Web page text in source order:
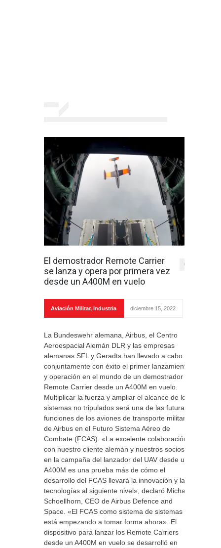
El demostrador Remote Carrier
se lanza y opera por primera vez
desde un A400M en vuelo
0
Aviación Militar, Industria diciembre 15, 2022
La Bundeswehr alemana, Airbus, el Centro
Aeroespacial Alemán DLR y las empresas
alemanas SFL y Geradts han llevado a cabo
conjuntamente con éxito el primer lanzamiento
y operación en el mundo de un demostrador
Remote Carrier desde un A400M en vuelo.
Multiplicar la fuerza y ampliar el alcance de los
sistemas no tripulados será una de las futuras
funciones de los aviones de transporte militar
de Airbus en el Futuro Sistema Aéreo de
Combate (FCAS). «La excelente colaboración
con nuestro cliente alemán y nuestros socios
en la campaña del lanzador del UAV desde un
A400M es una prueba más de cómo el
desarrollo del FCAS llevará la innovación y las
tecnologías al siguiente nivel», declaró Michael
Schoellhorn, CEO de Airbus Defence and
Space. «El FCAS como sistema de sistemas
está empezando a tomar forma ahora». El
dispositivo para lanzar los Remote Carriers
desde un A400M en vuelo se desarrolló en